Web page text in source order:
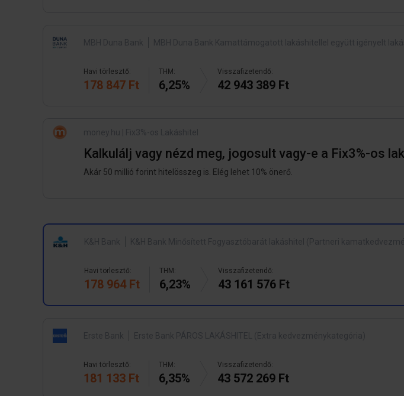
Havi törlesztő:
178 847 Ft
THM:
6,25%
Visszafizetendő:
42 943 389 Ft
Kalkulálj vagy nézd meg, jogosult vagy-e a Fix3%-os
Akár 50 millió forint hitelösszeg is. Elég lehet 10% önerő.
Havi törlesztő:
178 964 Ft
THM:
6,23%
Visszafizetendő:
43 161 576 Ft
Havi törlesztő:
181 133 Ft
THM:
6,35%
Visszafizetendő:
43 572 269 Ft